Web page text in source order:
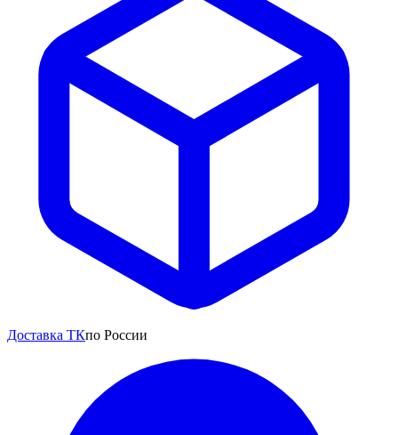
Доставка ТКпо России